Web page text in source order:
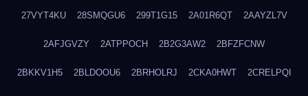
27VYT4KU 28SMQGU6 299T1G15 2A01R6QT 2AAYZL7V
2AFJGVZY 2ATPPOCH 2B2G3AW2 2BFZFCNW
2BKKV1H5 2BLDOOU6 2BRHOLRJ 2CKA0HWT 2CRELPQI